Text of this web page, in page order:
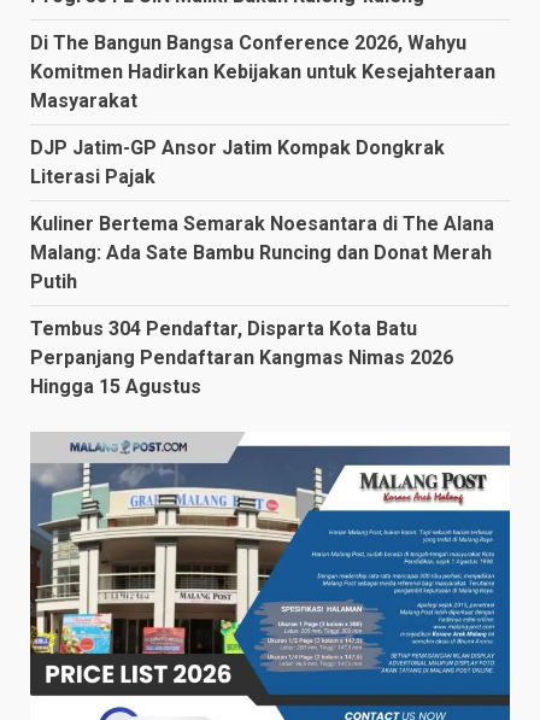
Di The Bangun Bangsa Conference 2026, Wahyu
Komitmen Hadirkan Kebijakan untuk Kesejahteraan
Masyarakat
DJP Jatim-GP Ansor Jatim Kompak Dongkrak
Literasi Pajak
Kuliner Bertema Semarak Noesantara di The Alana
Malang: Ada Sate Bambu Runcing dan Donat Merah
Putih
Tembus 304 Pendaftar, Disparta Kota Batu
Perpanjang Pendaftaran Kangmas Nimas 2026
Hingga 15 Agustus